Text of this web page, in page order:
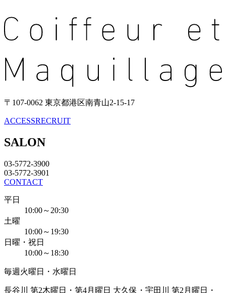
〒107-0062 東京都港区南青山2-15-17
ACCESSRECRUIT
SALON
03-5772-3900
03-5772-3901
CONTACT
平日
10:00～20:30
土曜
10:00～19:30
日曜・祝日
10:00～18:30
毎週火曜日・水曜日
長谷川 第2木曜日・第4月曜日 大久保・宇田川 第2月曜日・